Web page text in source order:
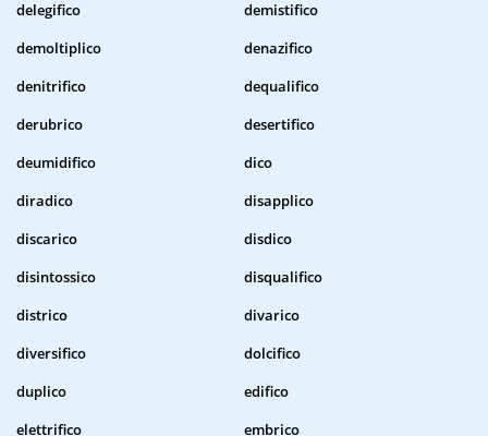
delegifico
demistifico
demoltiplico
denazifico
denitrifico
dequalifico
derubrico
desertifico
deumidifico
dico
diradico
disapplico
discarico
disdico
disintossico
disqualifico
districo
divarico
diversifico
dolcifico
duplico
edifico
elettrifico
embrico